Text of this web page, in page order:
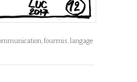
,fourmis,langage